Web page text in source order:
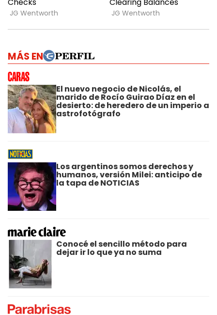
MÁS EN
El nuevo negocio de Nicolás, el
marido de Rocío Guirao Díaz en el
desierto: de heredero de un imperio a
astrofotógrafo
Los argentinos somos derechos y
humanos, versión Milei: anticipo de
la tapa de NOTICIAS
Conocé el sencillo método para
dejar ir lo que ya no suma